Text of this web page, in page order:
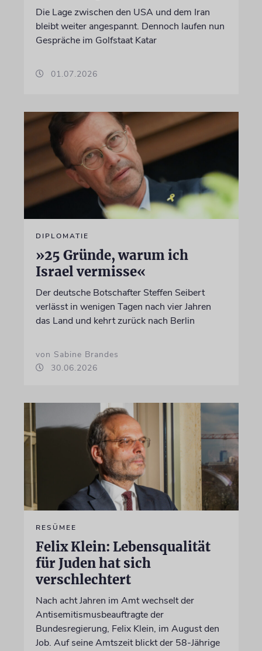
Die Lage zwischen den USA und dem Iran
bleibt weiter angespannt. Dennoch laufen nun
Gespräche im Golfstaat Katar
01.07.2026
DIPLOMATIE
»25 Gründe, warum ich
Israel vermisse«
Der deutsche Botschafter Steffen Seibert
verlässt in wenigen Tagen nach vier Jahren
das Land und kehrt zurück nach Berlin
von Sabine Brandes
30.06.2026
RESÜMEE
Felix Klein: Lebensqualität
für Juden hat sich
verschlechtert
Nach acht Jahren im Amt wechselt der
Antisemitismusbeauftragte der
Bundesregierung, Felix Klein, im August den
Job. Auf seine Amtszeit blickt der 58-Jährige